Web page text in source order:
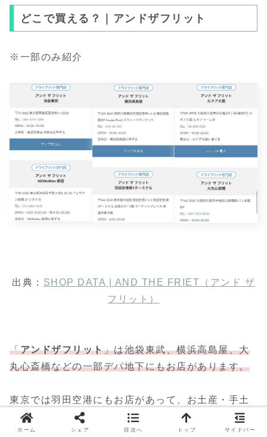
どこで買える？｜アンドザフリット
※一部のみ紹介
出典： SHOP DATA | AND THE FRIET（アンド ザ
フリット）
「アンドザフリット」は池袋東武、横浜高島屋、大
丸心斎橋などの一部デパ地下にもお店があります。
東京では羽田空港にもお店があって、お土産・手土
産に利用するのに便利！
ホーム シェア 目次へ トップ サイドバー